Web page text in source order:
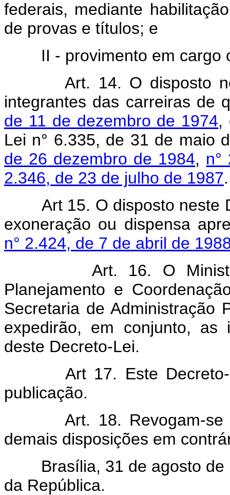
federais, mediante
de provas e títulos; e
II - provimento em cargo
Art. 14. O disposto
integrantes das carreiras de
de 11 de dezembro de 1974,
Lei n° 6.335, de 31 de maio
de 26 dezembro de 1984, n°
2.346, de 23 de julho de 1987.
Art 15. O disposto neste
exoneração ou dispensa
n° 2.424, de 7 de abril de
Art. 16. O Ministério
Planejamento e
Secretaria de Administração
expedirão, em conjunto, as
deste Decreto-Lei.
Art 17. Este Decreto-
publicação.
Art. 18. Revogam-
demais disposições em
Brasília, 31 de agosto de
da República.